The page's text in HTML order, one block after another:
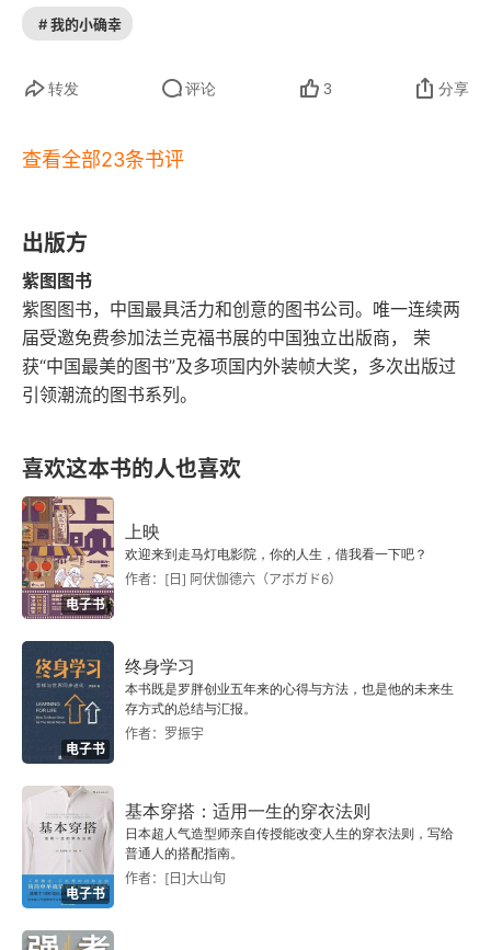
事。再走走，发现无论任何一个人，任何一本
书…… 都无法解决，它必须是要经历过事儿，需要
个过程是必须的，就像这本书里的猫一样，不断去
说，“它只是指给你去往目的地的方向…… 同样，书
籍也不是路，它们只能帮助你找到路。就像那个路
牌，如果你把时间都花在研究路牌上，那你永远也
到不了你要去的地方。”​它的意义在于，让他带着一
生中学到的所有东西、获得的所有才能上路，并且
的路上有很多意义，但一定不要忽略那些看起来不
起眼的小事，很多很多的东西都蕴含在这里了。​​找
来找去，发现其实都在身边。人最后想通了，悟
了，内心也会慢慢宁静，开始平静的认真体会每一
单，但真正懂且能做到，需要一辈子修行啊。​​这本
书很小，但我觉得对我未来的意义会很大，会反复
看它的，因为我觉得自己就是一只正在路上行走的
一只猫啊。
# 我的小确幸
转发 评论 3 分享
查看全部23条书评
出版方
紫图图书
紫图图书，中国最具活力和创意的图书公司。唯一连续两
届受邀免费参加法兰克福书展的中国独立出版商， 荣
获“中国最美的图书”及多项国内外装帧大奖，多次出版过
引领潮流的图书系列。
喜欢这本书的人也喜欢
电子书
上映
欢迎来到走马灯电影院，你的人生，借我看一下吧？
作者：[日] 阿伏伽德六（アボガド6）
电子书
终身学习
本书既是罗胖创业五年来的心得与方法，也是他的未来生
存方式的总结与汇报。
作者：罗振宇
电子书
基本穿搭：适用一生的穿衣法则
日本超人气造型师亲自传授能改变人生的穿衣法则，写给
普通人的搭配指南。
作者：[日]大山旬